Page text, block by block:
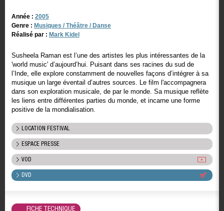
Année : 2005
Genre : Musiques / Théâtre / Danse
Réalisé par : Mark Kidel
Susheela Raman est l’une des artistes les plus intéressantes de la
'world music' d’aujourd’hui. Puisant dans ses racines du sud de
l’Inde, elle explore constamment de nouvelles façons d’intégrer à sa
musique un large éventail d’autres sources. Le film l'accompagnera
dans son exploration musicale, de par le monde. Sa musique reflète
les liens entre différentes parties du monde, et incarne une forme
positive de la mondialisation.
LOCATION FESTIVAL
ESPACE PRESSE
VOD
DVD
FICHE TECHNIQUE